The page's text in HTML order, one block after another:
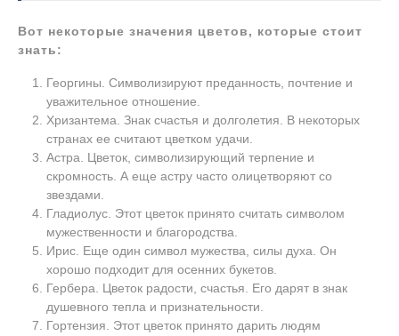
Вот некоторые значения цветов, которые стоит
знать:
Георгины. Символизируют преданность, почтение и
уважительное отношение.
Хризантема. Знак счастья и долголетия. В некоторых
странах ее считают цветком удачи.
Астра. Цветок, символизирующий терпение и
скромность. А еще астру часто олицетворяют со
звездами.
Гладиолус. Этот цветок принято считать символом
мужественности и благородства.
Ирис. Еще один символ мужества, силы духа. Он
хорошо подходит для осенних букетов.
Гербера. Цветок радости, счастья. Его дарят в знак
душевного тепла и признательности.
Гортензия. Этот цветок принято дарить людям